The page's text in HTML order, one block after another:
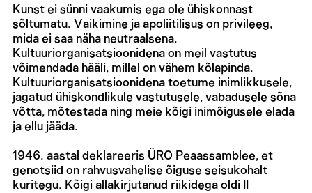
Kunst ei sünni vaakumis ega ole ühiskonnast
sõltumatu. Vaikimine ja apoliitilisus on privileeg,
mida ei saa näha neutraalsena.
Kultuuriorganisatsioonidena on meil vastutus
võimendada hääli, millel on vähem kõlapinda.
Kultuuriorganisatsioonidena toetume inimlikkusele,
jagatud ühiskondlikule vastutusele, vabadusele sõna
võtta, mõtestada ning meie kõigi inimõigusele elada
ja ellu jääda.
1946. aastal deklareeris ÜRO Peaassamblee, et
genotsiid on rahvusvahelise õiguse seisukohalt
kuritegu. Kõigi allakirjutanud riikidega oldi II